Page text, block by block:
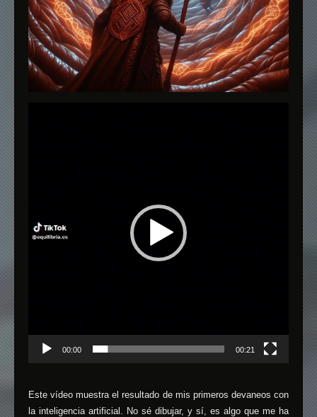
00:00 00:21
Este vídeo muestra el resultado de mis primeros devaneos con
la inteligencia artificial. No sé dibujar, y sí, es algo que me ha